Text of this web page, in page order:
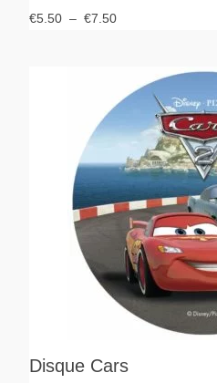
€5.50 – €7.50
Disque Cars